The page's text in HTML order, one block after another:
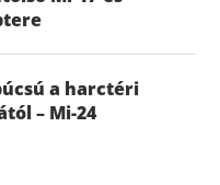
a harctéri
– Mi-24